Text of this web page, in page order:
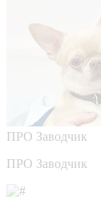
ПРО Заводчик
ПРО Заводчик